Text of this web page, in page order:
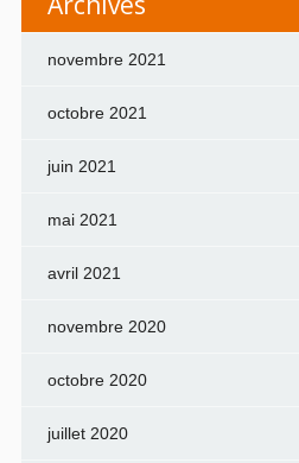
novembre 2021
octobre 2021
juin 2021
mai 2021
avril 2021
novembre 2020
octobre 2020
juillet 2020